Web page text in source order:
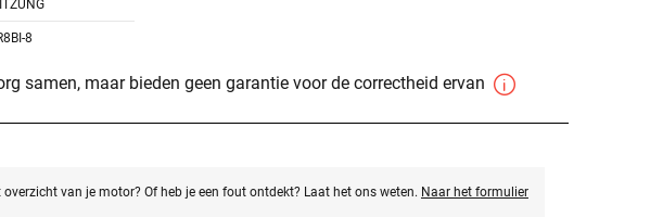
8
samen, maar bieden geen garantie voor de correctheid ervan
van je motor? Of heb je een fout ontdekt? Laat het ons weten. Naar het formulier